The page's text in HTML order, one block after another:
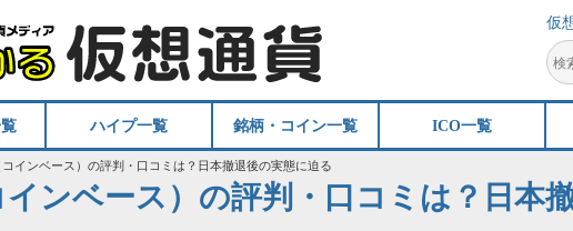
仮
ハイプ一覧 銘柄・コイン一覧 ICO一覧
コインベース）の評判・口コミは？日本撤退後の実態に迫る
インベース）の評判・口コミは？日本